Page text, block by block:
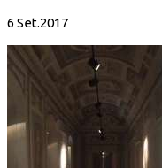
6 Set.2017